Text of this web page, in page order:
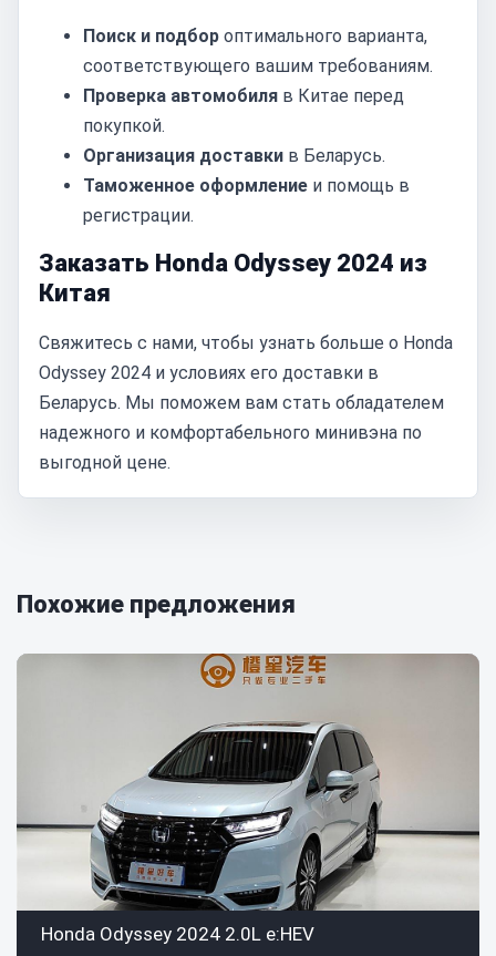
Поиск и подбор оптимального варианта,
соответствующего вашим требованиям.
Проверка автомобиля в Китае перед
покупкой.
Организация доставки в Беларусь.
Таможенное оформление и помощь в
регистрации.
Заказать Honda Odyssey 2024 из
Китая
Свяжитесь с нами, чтобы узнать больше о Honda
Odyssey 2024 и условиях его доставки в
Беларусь. Мы поможем вам стать обладателем
надежного и комфортабельного минивэна по
выгодной цене.
Похожие предложения
Honda Odyssey 2024 2.0L e:HEV